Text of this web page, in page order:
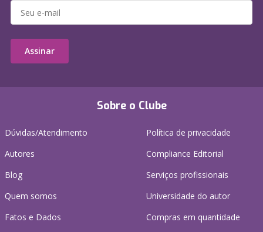
Sobre o Clube
Dúvidas/Atendimento
Autores
Blog
Quem somos
Fatos e Dados
Política de privacidade
Compliance Editorial
Serviços profissionais
Universidade do autor
Compras em quantidade
Assinar